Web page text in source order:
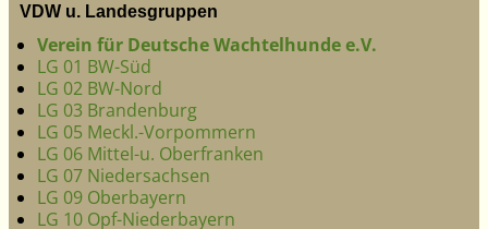
VDW u. Landesgruppen
Verein für Deutsche Wachtelhunde e.V.
LG 01 BW-Süd
LG 02 BW-Nord
LG 03 Brandenburg
LG 05 Meckl.-Vorpommern
LG 06 Mittel-u. Oberfranken
LG 07 Niedersachsen
LG 09 Oberbayern
LG 10 Opf-Niederbayern